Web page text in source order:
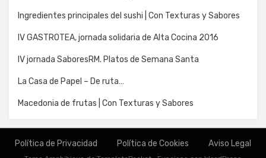
Ingredientes principales del sushi | Con Texturas y Sabores
IV GASTROTEA, jornada solidaria de Alta Cocina 2016
IV jornada SaboresRM. Platos de Semana Santa
La Casa de Papel – De ruta…
Macedonia de frutas | Con Texturas y Sabores
Política de Privacidad Política de Cookies Aviso Legal